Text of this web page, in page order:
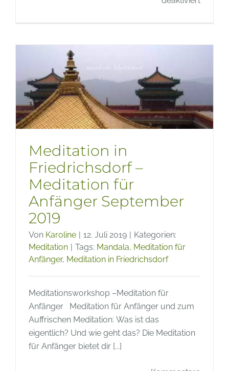
Meditation in
Friedrichsdorf –
Meditation für
Anfänger September
2019
Von Karoline | 12. Juli 2019 | Kategorien:
Meditation | Tags: Mandala, Meditation für
Anfänger, Meditation in Friedrichsdorf
Meditationsworkshop –Meditation für
Anfänger Meditation für Anfänger und zum
Auffrischen Meditation: Was ist das
eigentlich? Und wie geht das? Die Meditation
für Anfänger bietet dir [...]